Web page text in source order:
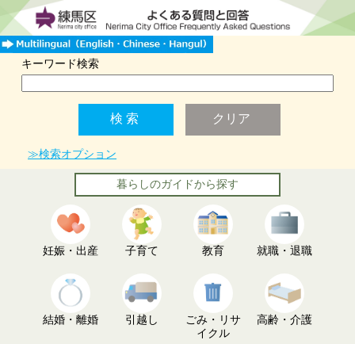
キーワード検索
≫検索オプション
暮らしのガイドから探す
妊娠・出産 子育て 教育 就職・退職
結婚・離婚 引越し
ごみ・リサ
イクル
高齢・介護